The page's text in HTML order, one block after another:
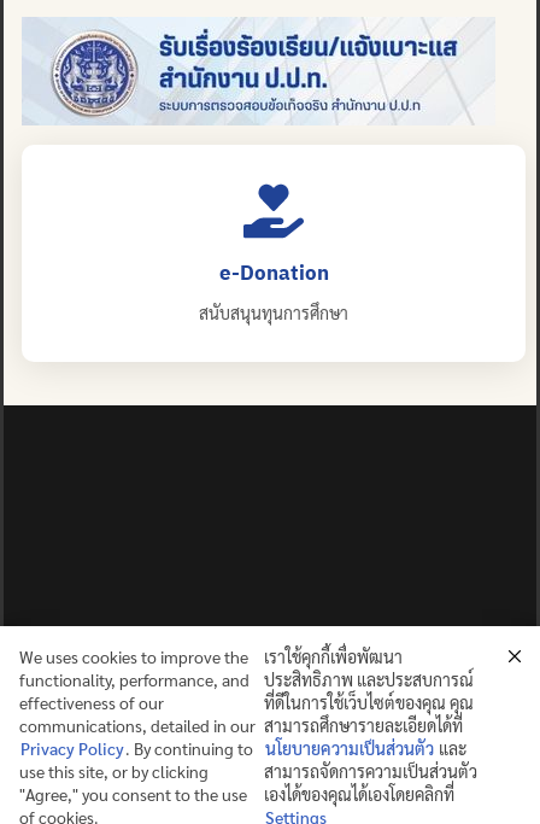
e-Donation
สนับสนุนทุนการศึกษา
ปญฺญาย ปริสุชฺฌติ (คนย่อมบริสุทธิ์ด้วยปัญญา)
©2025 MAHIDOL WITTAYANUSORN SCHOOL. ALL RIGHTS
We uses cookies to improve the
functionality, performance, and
effectiveness of our
communications, detailed in our
Privacy Policy. By continuing to
use this site, or by clicking
"Agree," you consent to the use
of cookies.
เราใช้คุกกี้เพื่อพัฒนา
ประสิทธิภาพ และประสบการณ์
ที่ดีในการใช้เว็บไซต์ของคุณ คุณ
สามารถศึกษารายละเอียดได้ที่
นโยบายความเป็นส่วนตัว และ
สามารถจัดการความเป็นส่วนตัว
เองได้ของคุณได้เองโดยคลิกที่
Settings